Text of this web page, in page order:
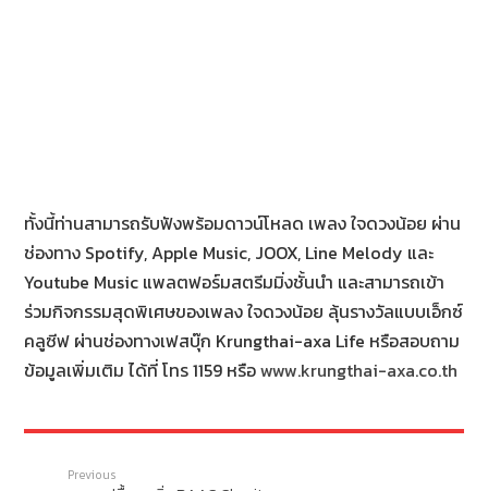
ทั้งนี้ท่านสามารถรับฟังพร้อมดาวน์โหลด เพลง ใจดวงน้อย ผ่าน
ช่องทาง Spotify, Apple Music, JOOX, Line Melody และ
Youtube Music แพลตฟอร์มสตรีมมิ่งชั้นนำ และสามารถเข้า
ร่วมกิจกรรมสุดพิเศษของเพลง ใจดวงน้อย ลุ้นรางวัลแบบเอ็กซ์
คลูซีฟ ผ่านช่องทางเฟสบุ๊ก Krungthai-axa Life หรือสอบถาม
ข้อมูลเพิ่มเติม ได้ที่ โทร 1159 หรือwww.krungthai-axa.co.th
Previous